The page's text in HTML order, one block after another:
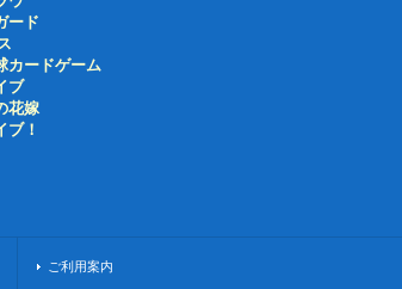
ード
カードゲーム
ブ
花嫁
ブ！
ご利用案内